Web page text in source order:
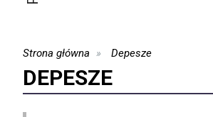
Strona główna Depesze
DEPESZE